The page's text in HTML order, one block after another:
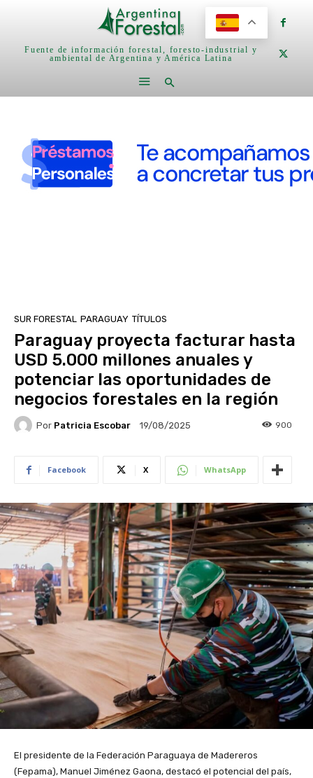
Fuente de información forestal, foresto-industrial y
ambiental de Argentina y América Latina
SUR FORESTAL PARAGUAY TÍTULOS
Paraguay proyecta facturar hasta
USD 5.000 millones anuales y
potenciar las oportunidades de
negocios forestales en la región
Por Patricia Escobar 19/08/2025 900
Facebook X WhatsApp
El presidente de la Federación Paraguaya de Madereros
(Fepama), Manuel Jiménez Gaona, destacó el potencial del país,